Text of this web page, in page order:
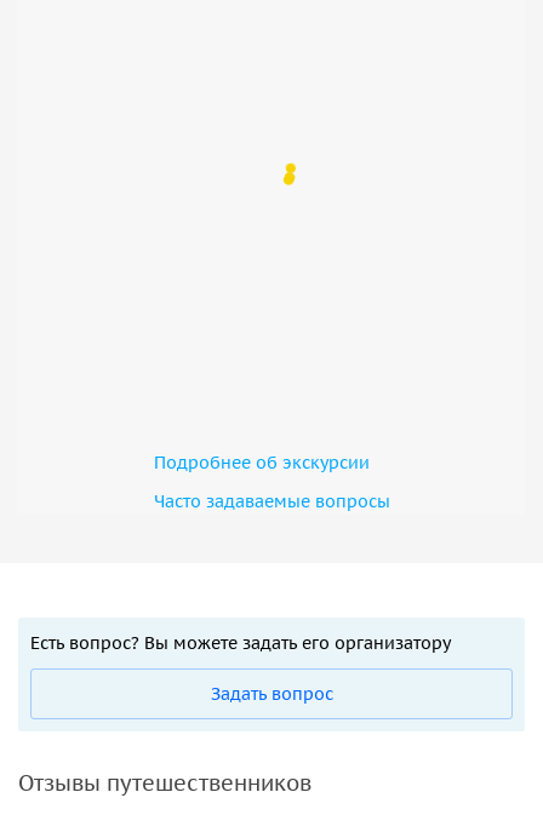
Подробнее об экскурсии
Часто задаваемые вопросы
Есть вопрос? Вы можете задать его организатору
Задать вопрос
Отзывы путешественников